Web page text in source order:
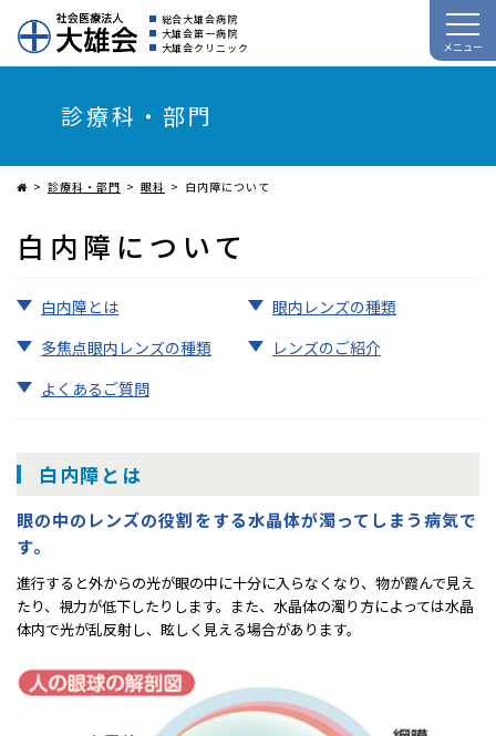
総合大雄会病院
大雄会第一病院
大雄会クリニック
メニュー
診療科・部門
診療科・部門 眼科 ⽩内障について
⽩内障について
白内障とは
眼内レンズの種類
多焦点眼内レンズの種類
レンズのご紹介
よくあるご質問
白内障とは
眼の中のレンズの役割をする⽔晶体が濁ってしまう病気で
す。
進⾏すると外からの光が眼の中に⼗分に⼊らなくなり、物が霞んで⾒え
たり、視⼒が低下したりします。また、⽔晶体の濁り⽅によっては⽔晶
体内で光が乱反射し、眩しく⾒える場合があります。